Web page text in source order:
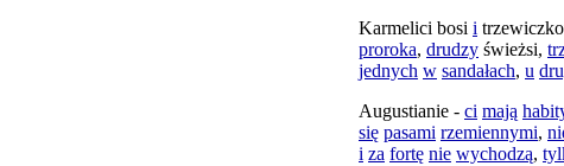
Karmelici bosi i
proroka, drudzy świeżsi,
jednych w sandałach, u
Augustianie - ci mają
się pasami rzemiennymi,
i za fortę nie wychodzą,